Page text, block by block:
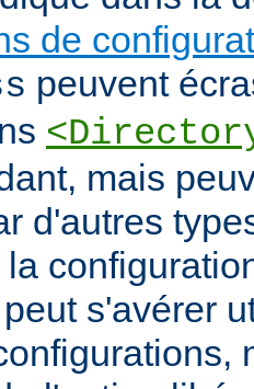
de
peuvent
mais
d'autres
s'avérer